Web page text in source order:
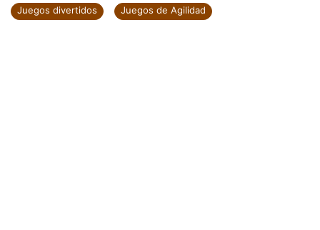
Juegos divertidos
Juegos de Agilidad